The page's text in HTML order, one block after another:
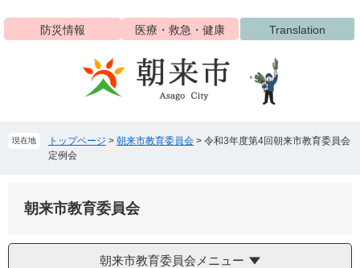
ジ
ュ
防災情報 医療・救急・健康 Translation
現在地 トップページ > 朝来市教育委員会 > 令和3年度第4回朝来市教育委員会
定例会
朝来市教育委員会
朝来市教育委員会メニュー